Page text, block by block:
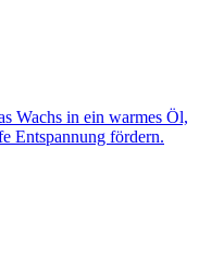
Wachs in ein warmes Öl,
Entspannung fördern.